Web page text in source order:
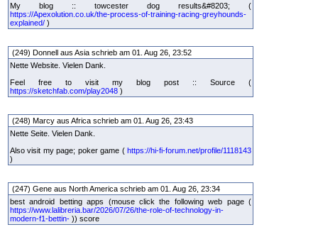
My blog :: towcester dog results&#8203; (
https://Apexolution.co.uk/the-process-of-training-racing-greyhounds-
explained/ )
(249) Donnell aus Asia schrieb am 01. Aug 26, 23:52
Nette Website. Vielen Dank.
Feel free to visit my blog post :: Source (
https://sketchfab.com/play2048 )
(248) Marcy aus Africa schrieb am 01. Aug 26, 23:43
Nette Seite. Vielen Dank.
Also visit my page; poker game ( https://hi-fi-forum.net/profile/1118143
)
(247) Gene aus North America schrieb am 01. Aug 26, 23:34
best android betting apps (mouse click the following web page (
https://www.lalibreria.bar/2026/07/26/the-role-of-technology-in-
modern-f1-bettin- )) score